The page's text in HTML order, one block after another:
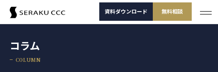
資料ダウンロード 無料相談
サービス一覧
サービス一覧
支援事例
コラム
COLUMN